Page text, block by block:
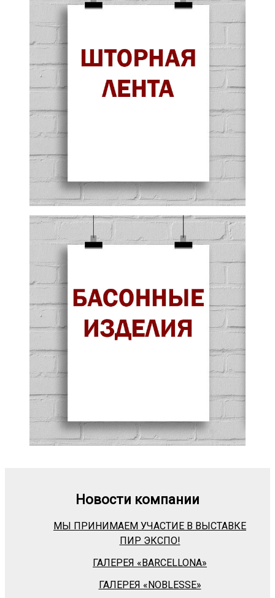
Новости компании
МЫ ПРИНИМАЕМ УЧАСТИЕ В ВЫСТАВКЕ
ПИР ЭКСПО!
ГАЛЕРЕЯ «BARСELLONA»
ГАЛЕРЕЯ «NOBLESSE»